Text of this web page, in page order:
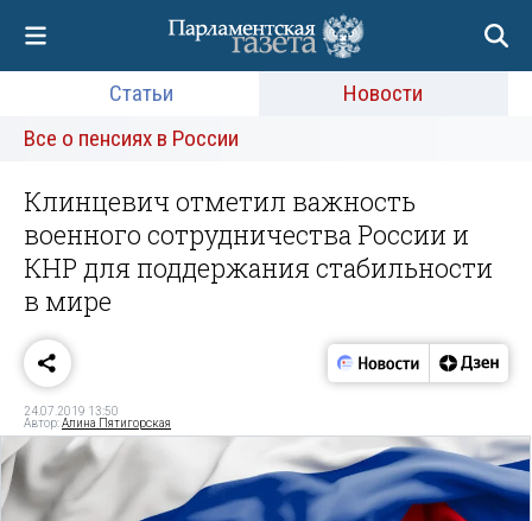
Статьи
Новости
Все о пенсиях в России
Клинцевич отметил важность
военного сотрудничества России и
КНР для поддержания стабильности
в мире
24.07.2019 13:50
Автор:Алина Пятигорская